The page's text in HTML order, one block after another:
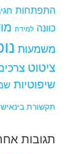
התפתחות
כוונה למידה
משמעות
ציטוט
שיפוטיות
תקשורת
תגובות